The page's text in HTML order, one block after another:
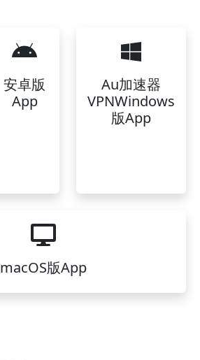
安卓版
App
Au加速器
VPNWindows
版App
macOS版App